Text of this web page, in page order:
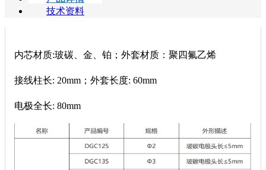
技术资料
内芯材质:玻碳、金、铂；外套材质：聚四氟乙烯
接线柱长: 20mm；外套长度: 60mm
电极全长: 80mm